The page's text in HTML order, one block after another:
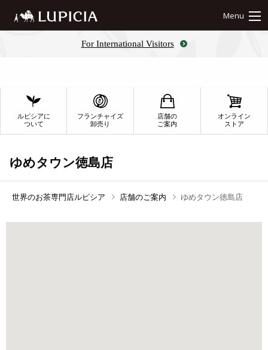
Menu
For International Visitors
ルピシアに
ついて
フランチャイズ
卸売り
店舗の
ご案内
オンライン
ストア
ゆめタウン徳島店
世界のお茶専門店ルピシア 店舗のご案内 ゆめタウン徳島店